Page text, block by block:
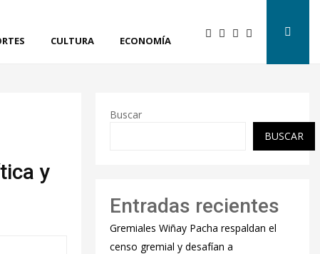
CULTURA ECONOMÍA
y
Buscar
BUSCAR
Entradas recientes
Gremiales Wiñay Pacha respaldan el
censo gremial y desafían a